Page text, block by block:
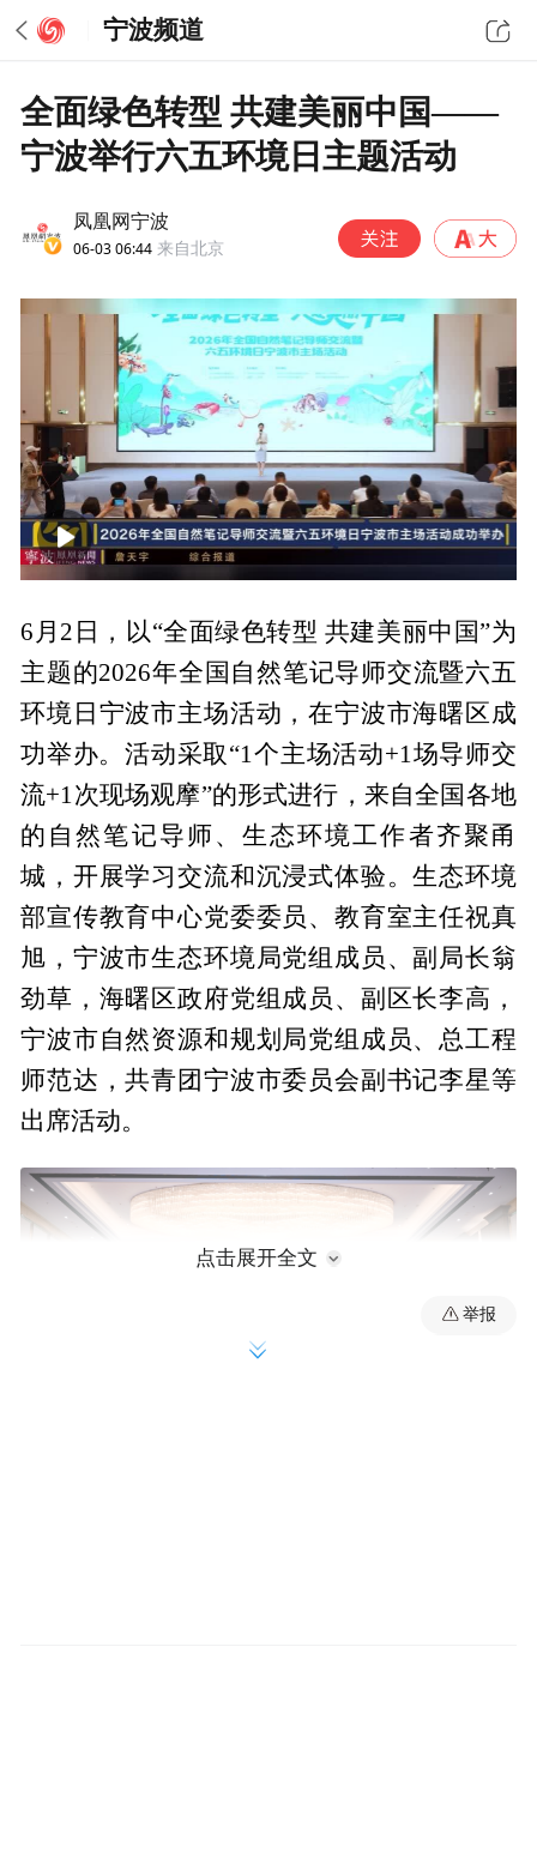
宁波频道
全面绿色转型 共建美丽中国——
宁波举行六五环境日主题活动
凤凰网宁波
06-03 06:44 来自北京
00:00 02:08
6月2日，以“全面绿色转型 共建美丽中国”为
主题的2026年全国自然笔记导师交流暨六五
环境日宁波市主场活动，在宁波市海曙区成
功举办。活动采取“1个主场活动+1场导师交
流+1次现场观摩”的形式进行，来自全国各地
的自然笔记导师、生态环境工作者齐聚甬
城，开展学习交流和沉浸式体验。生态环境
部宣传教育中心党委委员、教育室主任祝真
旭，宁波市生态环境局党组成员、副局长翁
劲草，海曙区政府党组成员、副区长李高，
宁波市自然资源和规划局党组成员、总工程
师范达，共青团宁波市委员会副书记李星等
出席活动。
点击展开全文
举报